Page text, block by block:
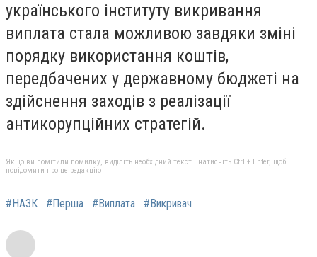
українського інституту викривання
виплата стала можливою завдяки зміні
порядку використання коштів,
передбачених у державному бюджеті на
здійснення заходів з реалізації
антикорупційних стратегій.
Якщо ви помітили помилку, виділіть необхідний текст і натисніть Ctrl + Enter, щоб
повідомити про це редакцію
#НАЗК #Перша #Виплата #Викривач